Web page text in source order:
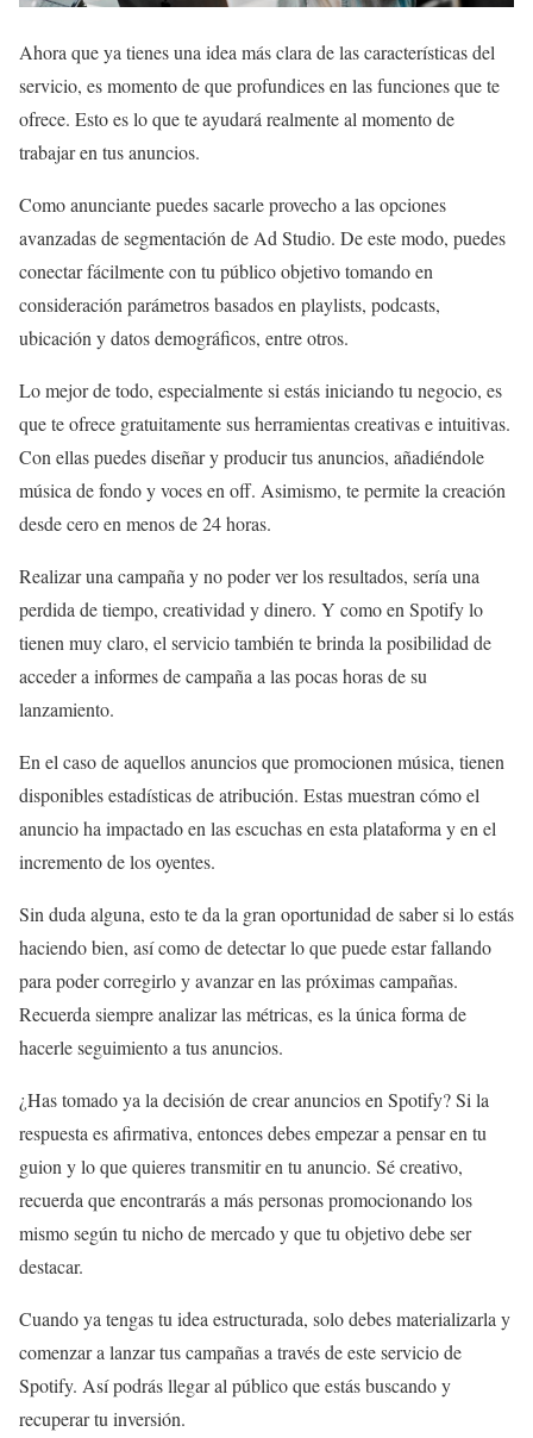
Ahora que ya tienes una idea más clara de las características del
servicio, es momento de que profundices en las funciones que te
ofrece. Esto es lo que te ayudará realmente al momento de
trabajar en tus anuncios.
Como anunciante puedes sacarle provecho a las opciones
avanzadas de segmentación de Ad Studio. De este modo, puedes
conectar fácilmente con tu público objetivo tomando en
consideración parámetros basados en playlists, podcasts,
ubicación y datos demográficos, entre otros.
Lo mejor de todo, especialmente si estás iniciando tu negocio, es
que te ofrece gratuitamente sus herramientas creativas e intuitivas.
Con ellas puedes diseñar y producir tus anuncios, añadiéndole
música de fondo y voces en off. Asimismo, te permite la creación
desde cero en menos de 24 horas.
Realizar una campaña y no poder ver los resultados, sería una
perdida de tiempo, creatividad y dinero. Y como en Spotify lo
tienen muy claro, el servicio también te brinda la posibilidad de
acceder a informes de campaña a las pocas horas de su
lanzamiento.
En el caso de aquellos anuncios que promocionen música, tienen
disponibles estadísticas de atribución. Estas muestran cómo el
anuncio ha impactado en las escuchas en esta plataforma y en el
incremento de los oyentes.
Sin duda alguna, esto te da la gran oportunidad de saber si lo estás
haciendo bien, así como de detectar lo que puede estar fallando
para poder corregirlo y avanzar en las próximas campañas.
Recuerda siempre analizar las métricas, es la única forma de
hacerle seguimiento a tus anuncios.
¿Has tomado ya la decisión de crear anuncios en Spotify? Si la
respuesta es afirmativa, entonces debes empezar a pensar en tu
guion y lo que quieres transmitir en tu anuncio. Sé creativo,
recuerda que encontrarás a más personas promocionando los
mismo según tu nicho de mercado y que tu objetivo debe ser
destacar.
Cuando ya tengas tu idea estructurada, solo debes materializarla y
comenzar a lanzar tus campañas a través de este servicio de
Spotify. Así podrás llegar al público que estás buscando y
recuperar tu inversión.